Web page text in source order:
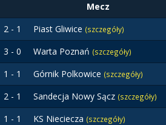
Mecz
2 - 1 Piast Gliwice (szczegóły)
3 - 0 Warta Poznań (szczegóły)
1 - 1 Górnik Polkowice (szczegóły)
2 - 1 Sandecja Nowy Sącz (szczegóły)
1 - 1 KS Nieciecza (szczegóły)